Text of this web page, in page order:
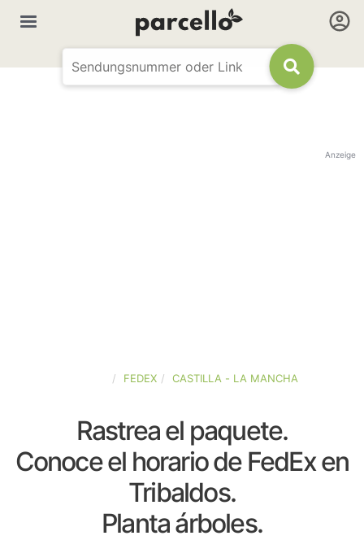
Anzeige
FEDEX CASTILLA - LA MANCHA
Rastrea el paquete.
Conoce el horario de FedEx en
Tribaldos.
Planta árboles.